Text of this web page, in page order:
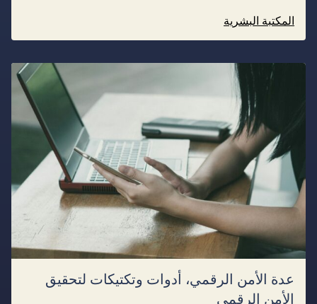
المكتبة البشرية
عدة الأمن الرقمي، أدوات وتكتيكات لتحقيق
الأمن الرقمي